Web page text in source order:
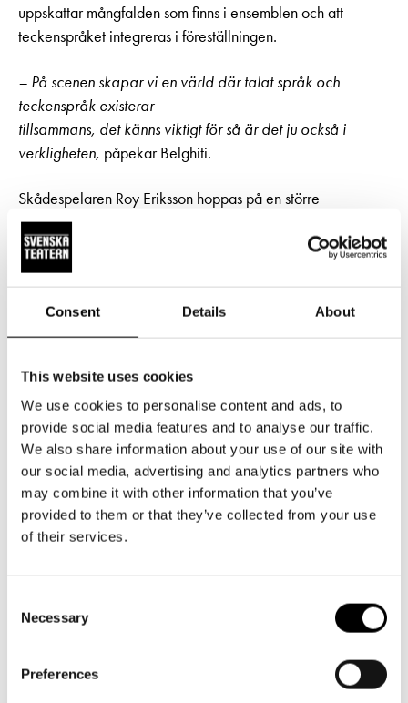
Consent Details About
This website uses cookies
We use cookies to personalise content and ads, to
provide social media features and to analyse our traffic.
We also share information about your use of our site with
our social media, advertising and analytics partners who
may combine it with other information that you’ve
provided to them or that they’ve collected from your use
of their services.
Selection
Necessary
Preferences
uppskattar mångfalden som finns i ensemblen och att
teckenspråket integreras i föreställningen.
– På scenen skapar vi en värld där talat språk och
teckenspråk existerar
tillsammans, det känns viktigt för så är det ju också i
verkligheten, påpekar Belghiti.
Skådespelaren Roy Eriksson hoppas på en större
förändring.
– Jag hoppas publiken förstår mera när de går ut än de
förstod innan och att de med ett “pling” förstår att vi måste
göra mera teater på teckenspråk
, säger Eriksson.
Kreativ tillgänglighet
I arbetet medLivsfarligt på allvar!har det konstnärliga
teamet inspirerats av tillgänglighetstänk från den samtida
brittiska scenkonsten. Man har använt publikens och
konstnärernas olika behov av tillgänglighet som inspiration i
det konstnärliga arbetet. Hela teamet, ljuddesigner,
scenograf, kostymdesigner, dramaturg, skådespelare,
hur tillgänglighetslösningar kan integreras i arbetet redan
tillgänglighet som det här projektet innefattar. Det är